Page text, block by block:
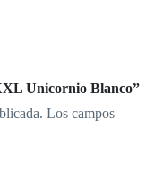
Unicornio Blanco”
Los campos